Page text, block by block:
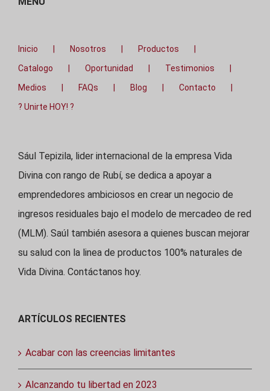
Inicio Nosotros
Productos
Catalogo
Oportunidad
Testimonios
Medios
FAQs Blog
Contacto
? Unirte HOY! ?
Sául Tepizila, lider internacional de la empresa Vida
Divina con rango de Rubí, se dedica a apoyar a
emprendedores ambiciosos en crear un negocio de
ingresos residuales bajo el modelo de mercadeo de red
(MLM). Saúl también asesora a quienes buscan mejorar
su salud con la linea de productos 100% naturales de
Vida Divina. Contáctanos hoy.
ARTÍCULOS RECIENTES
Acabar con las creencias limitantes
Alcanzando tu libertad en 2023